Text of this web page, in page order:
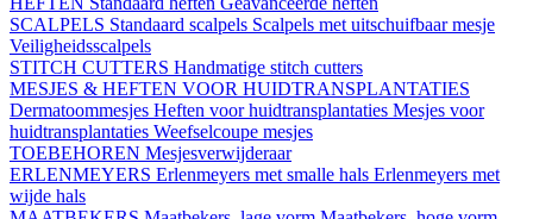
SCALPELS Standaard scalpels Scalpels met uitschuifbaar mesje
Veiligheidsscalpels
STITCH CUTTERS Handmatige stitch cutters
MESJES & HEFTEN VOOR HUIDTRANSPLANTATIES
Dermatoommesjes Heften voor huidtransplantaties Mesjes voor
huidtransplantaties Weefselcoupe mesjes
TOEBEHOREN Mesjesverwijderaar
ERLENMEYERS Erlenmeyers met smalle hals Erlenmeyers met
wijde hals